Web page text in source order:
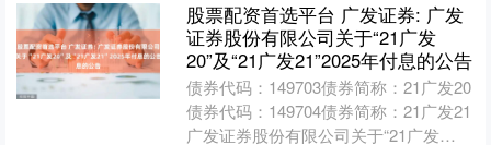
股票配资首选平台 广发证券: 广发
证券股份有限公司关于“21广发
20”及“21广发21”2025年付息的公告
债券代码：149703债券简称：21广发20
债券代码：149704债券简称：21广发21
广发证券股份有限公司关于“21广发